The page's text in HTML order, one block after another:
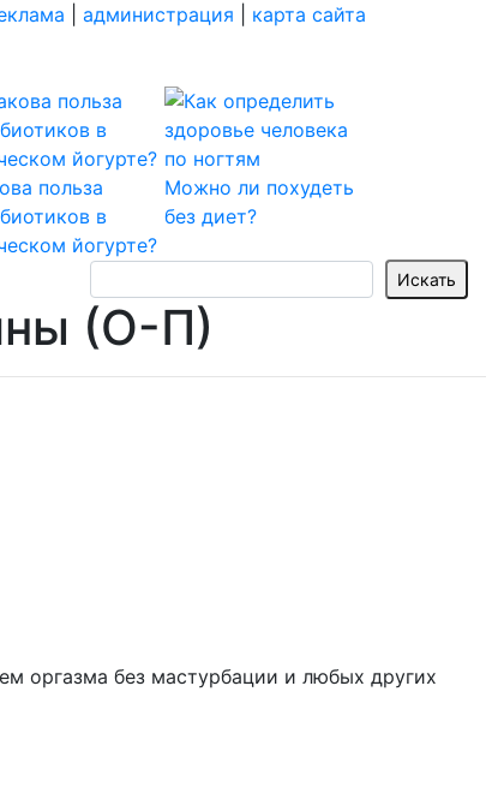
администрация карта сайта
польза
в
йогурте?
Можно ли похудеть
без диет?
(О-П)
оргазма без мастурбации и любых других